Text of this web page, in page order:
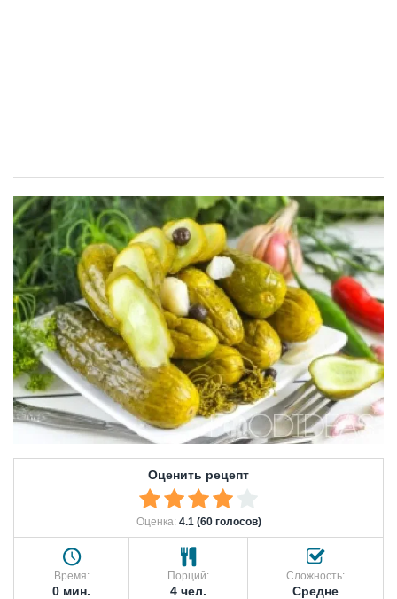
Оценить рецепт
Оценка: 4.1 (60 голосов)
Время:
0 мин.
Порций:
4 чел.
Сложность:
Средне